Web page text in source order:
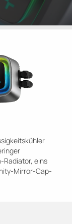
Radiator, eins
Mirror-Cap-